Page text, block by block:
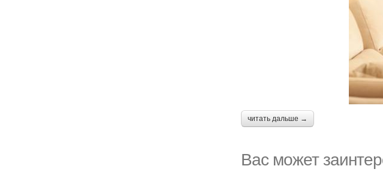
читать дальше →
Вас может